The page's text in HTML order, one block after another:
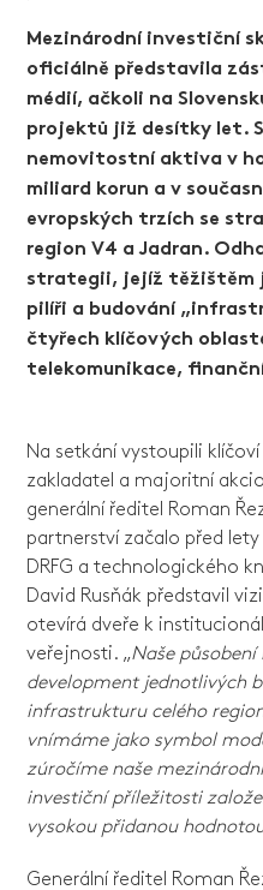
Mezinárodní investiční
oficiálně představila
médií, ačkoli na
projektů již desítky let.
nemovitostní aktiva v
miliard korun a v
evropských trzích se
region V4 a Jadran.
strategii, jejíž těžištěm
pilíři a budování
čtyřech klíčových
telekomunikace,
Na setkání vystoupili
zakladatel a majoritní
generální ředitel Roman
partnerství začalo před
DRFG a technologického
David Rusňák představil
otevírá dveře k
veřejnosti. „Naše působení
development jednotlivých
infrastrukturu celého
vnímáme jako symbol
zúročíme naše
investiční příležitosti
vysokou přidanou
Generální ředitel Roman